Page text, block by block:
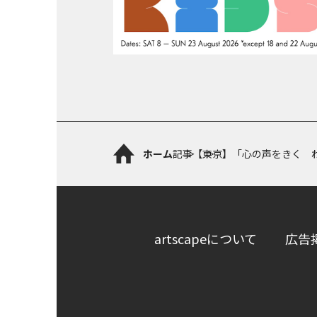
ホーム記事【東京】「心の声をきく
artscapeについて 広告